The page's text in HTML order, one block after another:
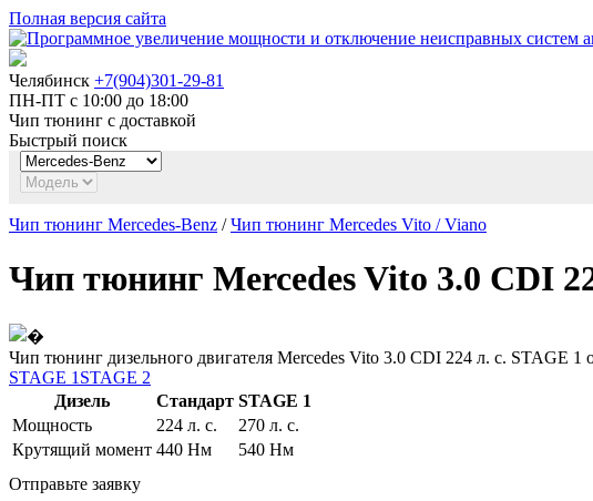
Полная версия сайта
Челябинск +7(904)301-29-81
ПН-ПТ с 10:00 до 18:00
Чип тюнинг с доставкой
Быстрый поиск
Чип тюнинг Mercedes-Benz /Чип тюнинг Mercedes Vito / Viano
Чип тюнинг Mercedes Vito 3.0 CDI
Чип тюнинг дизельного двигателя Mercedes Vito 3.0 CDI 224 л. с. STAGE
STAGE 1 STAGE 2
Дизель
Стандарт STAGE 1
Мощность
224 л. с.
270 л. с.
Крутящий момент 440 Нм
540 Нм
Отправьте заявку